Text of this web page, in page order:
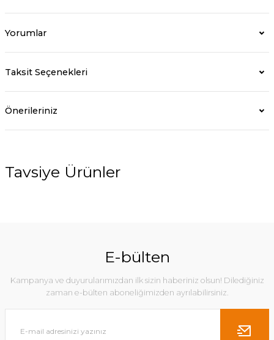
Yorumlar
Taksit Seçenekleri
Önerileriniz
Tavsiye Ürünler
E-bülten
Kampanya ve duyurularımızdan ilk sizin haberiniz olsun! Dilediğiniz
zaman e-bülten aboneliğimizden ayrılabilirsiniz.